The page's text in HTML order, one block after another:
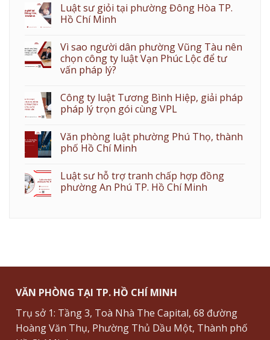
Luật sư giỏi tại phường Đông Hòa TP.
Hồ Chí Minh
Vì sao người dân phường Vũng Tàu nên
chọn công ty luật Vạn Phúc Lộc để tư
vấn pháp lý?
Công ty luật Tương Bình Hiệp, giải pháp
pháp lý trọn gói cùng VPL
Văn phòng luật phường Phú Thọ, thành
phố Hồ Chí Minh
Luật sư hỗ trợ tranh chấp hợp đồng
phường An Phú TP. Hồ Chí Minh
VĂN PHÒNG TẠI TP. HỒ CHÍ MINH
Trụ sở 1: Tầng 3, Toà Nhà The Capital, 68 đường
Hoàng Văn Thụ, Phường Thủ Dầu Một, Thành phố